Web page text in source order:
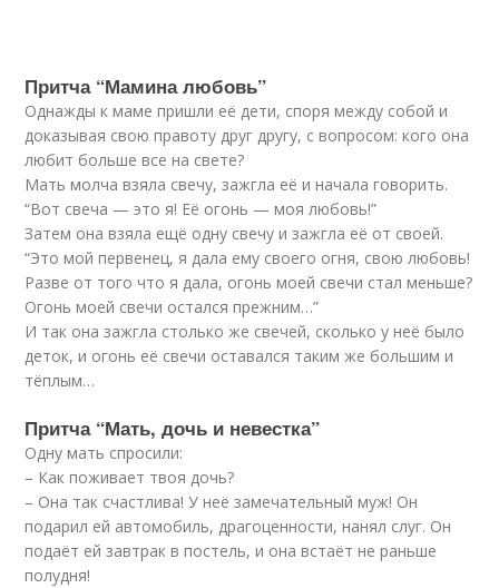
Притча “Мамина любовь”
Однажды к маме пришли её дети, споря между собой и
доказывая свою правоту друг другу, с вопросом: кого она
любит больше все на свете?
Мать молча взяла свечу, зажгла её и начала говорить.
“Вот свеча — это я! Её огонь — моя любовь!”
Затем она взяла ещё одну свечу и зажгла её от своей.
“Это мой первенец, я дала ему своего огня, свою любовь!
Разве от того что я дала, огонь моей свечи стал меньше?
Огонь моей свечи остался прежним…”
И так она зажгла столько же свечей, сколько у неё было
деток, и огонь её свечи оставался таким же большим и
тёплым…
Притча “Мать, дочь и невестка”
Одну мать спросили:
– Как поживает твоя дочь?
– Она так счастлива! У неё замечательный муж! Он
подарил ей автомобиль, драгоценности, нанял слуг. Он
подаёт ей завтрак в постель, и она встаёт не раньше
полудня!